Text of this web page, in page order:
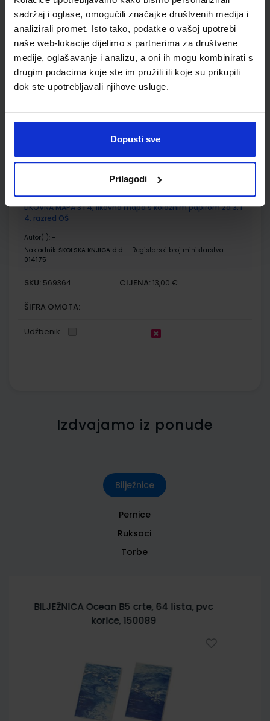
sadržaj i oglase, omogućili značajke društvenih medija i
analizirali promet. Isto tako, podatke o vašoj upotrebi
naše web-lokacije dijelimo s partnerima za društvene
medije, oglašavanje i analizu, a oni ih mogu kombinirati s
drugim podacima koje ste im pružili ili koje su prikupili
dok ste upotrebljavali njihove usluge.
Dopusti sve
Prilagodi
Udžbenik Omot
LIKOVNA MAPA 3 i 4; likovna mapa s kolaž i raster papirom za
3. i 4. razred osnovne škole
Autor(i):/
SKU:993473 CIJENA:13,00 €
LIKOVNA MAPA 3 i 4; likovna mapa s kolažnim papirom za 3. i
4. razred OŠ
Autor(i): -
Nakladnik: ŠKOLSKA KNJIGA d.d.
Registarski broj ministarstva:
014175
SKU: 569364 CIJENA: 13,00 €
ŠIFRA OMOTA:
Udžbenik
Izdvajamo iz ponude
Bilježnice
Pernice
Ruksaci
Torbe
BILJEŽNICA City Sketch B5 crte, 64 lista,
pvc korice 150085